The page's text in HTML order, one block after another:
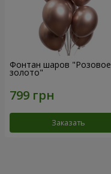
Фонтан шаров "Розовое
золото"
Заказать